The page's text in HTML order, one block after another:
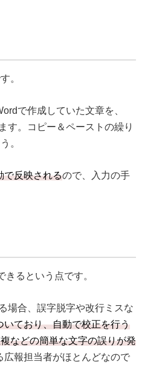
。
で作成していた文章を、
す。コピー＆ペーストの繰り
。
で反映されるので、入力の手
るという点です。
場合、誤字脱字や改行ミスな
ており、自動で校正を行う
などの簡単な文字の誤りが発
広報担当者がほとんどなので